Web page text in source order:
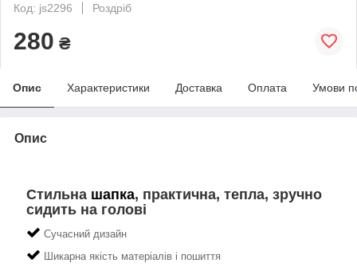
Код: js2296
Роздріб
280 ₴
Опис Характеристики Доставка Оплата Умови
Опис
Стильна шапка, практична, тепла, зручно
сидить на голові
Сучасний дизайн
Шикарна якість матеріалів і пошиття